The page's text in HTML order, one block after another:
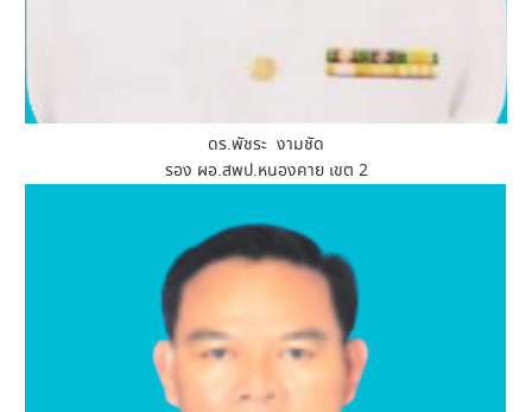
ดร.พัชระ งามชัด
รอง ผอ.สพป.หนองคาย เขต 2